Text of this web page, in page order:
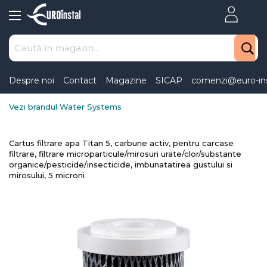
to
Content
Despre noi Contact Magazine SICAP comenzi@euro-
Vezi brandul Water Systems
Cartus filtrare apa Titan 5, carbune activ, pentru carcase
filtrare, filtrare microparticule/mirosuri urate/clor/substante
organice/pesticide/insecticide, imbunatatirea gustului si
mirosului, 5 microni